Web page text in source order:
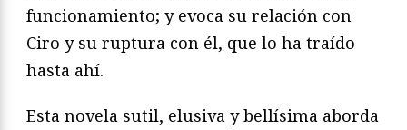
funcionamiento; y evoca su relación con
Ciro y su ruptura con él, que lo ha traído
hasta ahí.
Esta novela sutil, elusiva y bellísima aborda